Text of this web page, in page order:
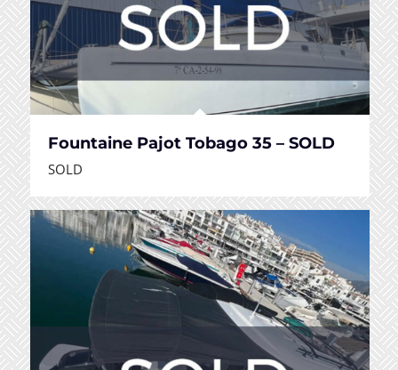
Fountaine Pajot Tobago 35 – SOLD
SOLD